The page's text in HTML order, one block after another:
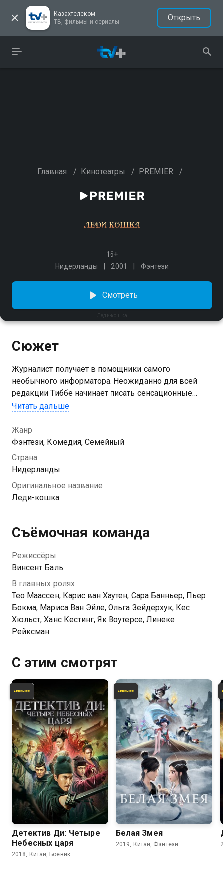
Казахтелеком
ТВ, фильмы и сериалы
Открыть
Главная / Кинотеатры / PREMIER /
16+
Нидерланды
2001 Фэнтези
Леди-кошка
Смотреть
Сюжет
Журналист получает в помощники самого
необычного информатора. Неожиданно для всей
редакции Тиббе начинает писать сенсационные
разоблачающие статьи. Оказывается, все это время
Когда-то давно она попробовала странную
жидкость из бочки и превратилась в человека.
Несмотря на внешность, Мурли все еще понимает
кошачий язык, ловит мышей и ест сырую рыбу.
Благодаря своим друзьям-котам, она узнает
местные сплетни и пытается помочь написать Тиббе
главную статью в своей жизни — разоблачение
Читать дальше
Жанр
Фэнтези, Комедия, Семейный
Страна
Нидерланды
Оригинальное название
Леди-кошка
Съёмочная команда
Режиссёры
Винсент Баль
В главных ролях
Тео Маассен, Карис ван Хаутен, Сара Банньер, Пьер
Бокма, Мариса Ван Эйле, Ольга Зейдерхук, Кес
Хюльст, Ханс Кестинг, Як Воутерсе, Линеке
Рейксман
С этим смотрят
7.0 6.2
Детектив Ди: Четыре
Небесных царя
2018, Китай, Боевик
7.2 7.0
Белая Змея
2019, Китай, Фэнтези